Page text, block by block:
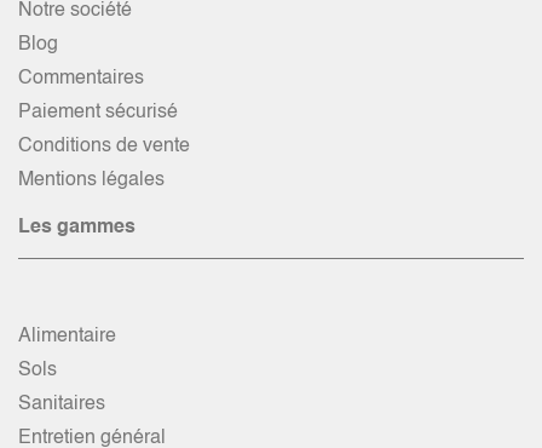
Notre société
Blog
Commentaires
Paiement sécurisé
Conditions de vente
Mentions légales
Les gammes
Alimentaire
Sols
Sanitaires
Entretien général